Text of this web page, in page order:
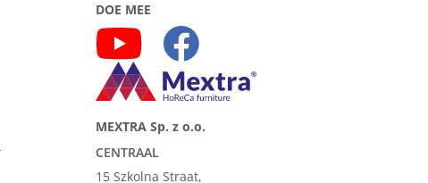
DOE MEE
MEXTRA Sp. z o.o.
CENTRAAL
15 Szkolna Straat,